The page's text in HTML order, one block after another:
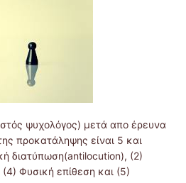
ψυχολόγος) μετά απο έρευνα
προκατάληψης είναι 5 και
διατύπωση(antilocution), (2)
Φυσική επίθεση και (5)